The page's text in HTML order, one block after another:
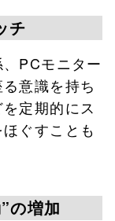
チ
PCモニター
意識を持ち
定期的にス
ぐすことも
の増加